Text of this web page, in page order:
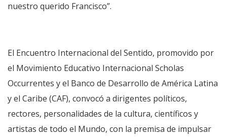
nuestro querido Francisco”.
El Encuentro Internacional del Sentido, promovido por
el Movimiento Educativo Internacional Scholas
Occurrentes y el Banco de Desarrollo de América Latina
y el Caribe (CAF), convocó a dirigentes políticos,
rectores, personalidades de la cultura, científicos y
artistas de todo el Mundo, con la premisa de impulsar